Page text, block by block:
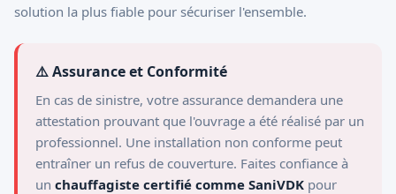
solution la plus fiable pour sécuriser l'ensemble.
⚠️ Assurance et Conformité
En cas de sinistre, votre assurance demandera une
attestation prouvant que l'ouvrage a été réalisé par un
professionnel. Une installation non conforme peut
entraîner un refus de couverture. Faites confiance à
un chauffagiste certifié comme SaniVDK pour